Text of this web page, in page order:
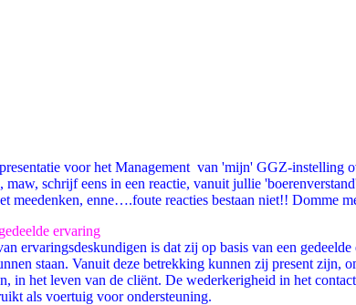
voor het Management van 'mijn' GGZ-instelling
maw, schrijf eens in een reactie, vanuit jullie
meedenken, enne….foute reacties bestaan niet!!
ervaring
ervaringsdeskundigen is dat zij op basis van een
staan. Vanuit deze betrekking kunnen zij present zijn,
in het leven van de cliënt. De wederkerigheid in het
als voertuig voor ondersteuning.